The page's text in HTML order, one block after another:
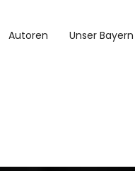
Autoren Unser Bayern